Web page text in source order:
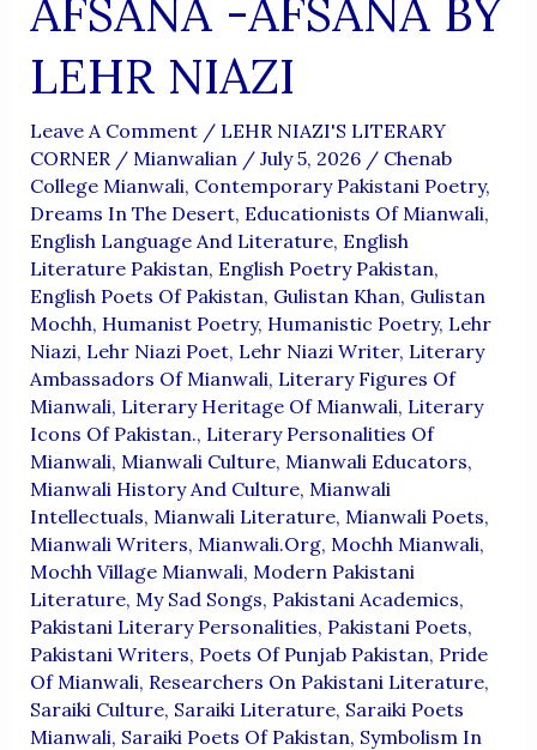
AFSANA -AFSANA BY
LEHR NIAZI
Leave A Comment / LEHR NIAZI'S LITERARY
CORNER / Mianwalian / July 5, 2026 / Chenab
College Mianwali, Contemporary Pakistani Poetry,
Dreams In The Desert, Educationists Of Mianwali,
English Language And Literature, English
Literature Pakistan, English Poetry Pakistan,
English Poets Of Pakistan, Gulistan Khan, Gulistan
Mochh, Humanist Poetry, Humanistic Poetry, Lehr
Niazi, Lehr Niazi Poet, Lehr Niazi Writer, Literary
Ambassadors Of Mianwali, Literary Figures Of
Mianwali, Literary Heritage Of Mianwali, Literary
Icons Of Pakistan., Literary Personalities Of
Mianwali, Mianwali Culture, Mianwali Educators,
Mianwali History And Culture, Mianwali
Intellectuals, Mianwali Literature, Mianwali Poets,
Mianwali Writers, Mianwali.org, Mochh Mianwali,
Mochh Village Mianwali, Modern Pakistani
Literature, My Sad Songs, Pakistani Academics,
Pakistani Literary Personalities, Pakistani Poets,
Pakistani Writers, Poets Of Punjab Pakistan, Pride
Of Mianwali, Researchers On Pakistani Literature,
Saraiki Culture, Saraiki Literature, Saraiki Poets
Mianwali, Saraiki Poets Of Pakistan, Symbolism In